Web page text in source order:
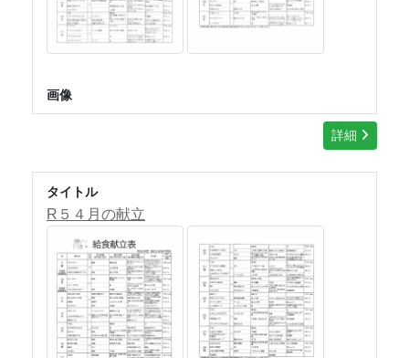
画像
詳細
タイトル
R５４月の献立